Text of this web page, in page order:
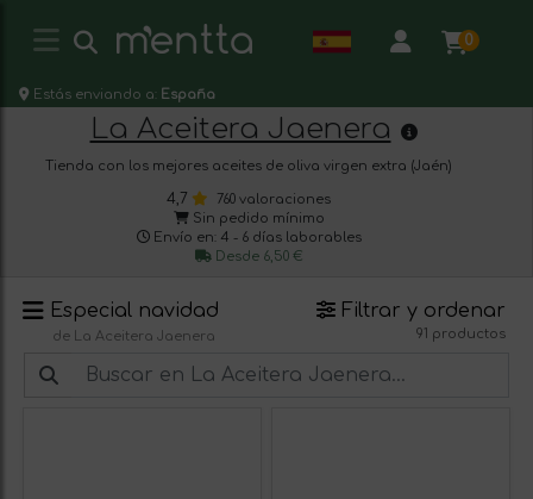
0
Estás enviando a: España
La Aceitera Jaenera
Tienda con los mejores aceites de oliva virgen extra (Jaén)
4,7
760 valoraciones
Sin pedido mínimo
Envío en: 4 - 6 días laborables
Desde 6,50 €
Especial navidad
de La Aceitera Jaenera
Filtrar y ordenar
91 productos